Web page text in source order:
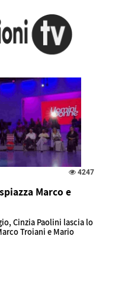
4247
Marco e
Cinzia Paolini lascia lo
Troiani e Mario